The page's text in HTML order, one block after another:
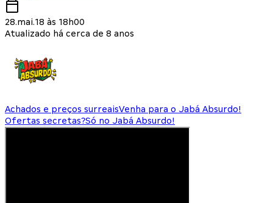
28.mai.18 às 18h00
Atualizado há cerca de 8 anos
Achados e preços surreaisVenha para o Jabá Absurdo!
Ofertas secretas?Só no Jabá Absurdo!